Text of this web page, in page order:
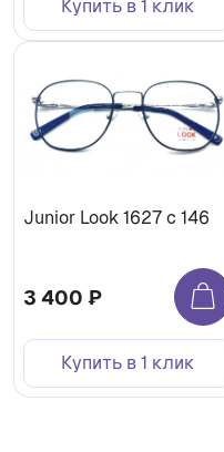
Купить в 1 клик
Junior Look 1627 c 146
3 400 ₽
Купить в 1 клик